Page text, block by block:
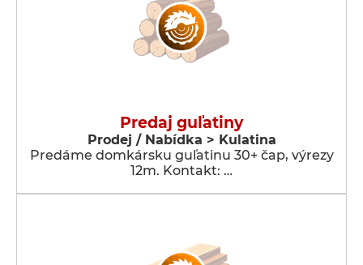
Predaj guľatiny
Prodej / Nabídka > Kulatina
Predáme domkársku guľatinu 30+ čap, výrezy
12m. Kontakt: …